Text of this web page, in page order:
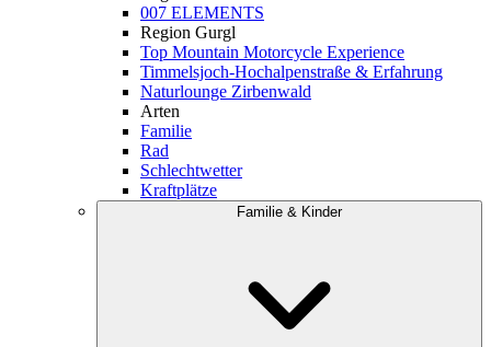
007 ELEMENTS
Region Gurgl
Top Mountain Motorcycle Experience
Timmelsjoch-Hochalpenstraße & Erfahrung
Naturlounge Zirbenwald
Arten
Familie
Rad
Schlechtwetter
Kraftplätze
Familie & Kinder